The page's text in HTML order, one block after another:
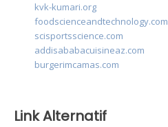
kvk-kumari.org
foodscienceandtechnology.com
scisportsscience.com
addisababacuisineaz.com
burgerimcamas.com
Link Alternatif